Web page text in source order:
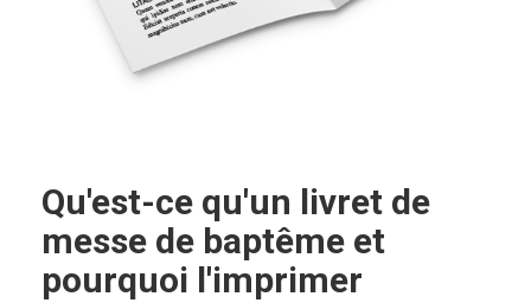
Qu'est-ce qu'un livret de
messe de baptême et
pourquoi l'imprimer